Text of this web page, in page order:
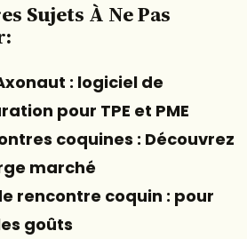
Sujets À Ne Pas
: logiciel de
pour TPE et PME
coquines : Découvrez
marché
rencontre coquin : pour
goûts